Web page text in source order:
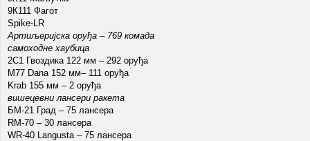
9К111 Фагот
Spike-LR
Артиљеријска оруђа – 769 комада
самоходне хаубица
2С1 Гвоздика 122 мм – 292 оруђа
М77 Dana 152 мм– 111 оруђа
Krab 155 мм – 2 оруђа
вишецевни лансери ракета
БМ-21 Град – 75 лансера
RM-70 – 30 лансера
WR-40 Langusta – 75 лансера